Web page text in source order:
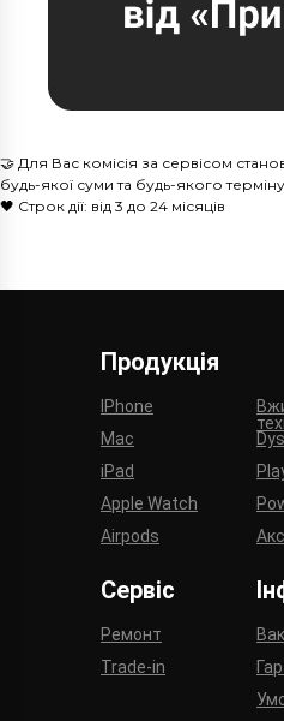
🤝 Для Вас комісія за сервісом
будь-якої суми та будь-якого
🖤 Строк дії: від 3 до 24 місяців
Продукція
IPhone
Mac
iPad
Apple Watch
Airpods
Сервіс
Ремонт
Trade-in